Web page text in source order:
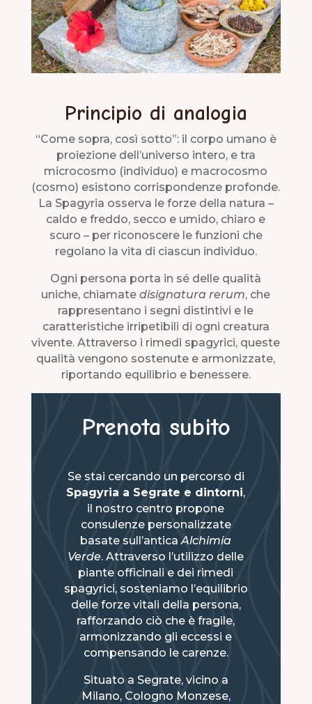
Principio di analogia
“Come sopra, così sotto”: il corpo umano è
proiezione dell’universo intero, e tra
microcosmo (individuo) e macrocosmo
(cosmo) esistono corrispondenze profonde.
La Spagyria osserva le forze della natura –
caldo e freddo, secco e umido, chiaro e
scuro – per riconoscere le funzioni che
regolano la vita di ciascun individuo.
Ogni persona porta in sé delle qualità
uniche, chiamatedisignatura rerum, che
rappresentano i segni distintivi e le
caratteristiche irripetibili di ogni creatura
vivente. Attraverso i rimedi spagyrici, queste
qualità vengono sostenute e armonizzate,
riportando equilibrio e benessere.
Prenota subito
Se stai cercando un percorso di
Spagyria a Segrate e dintorni,
il nostro centro propone
consulenze personalizzate
basate sull’anticaAlchimia
Verde. Attraverso l’utilizzo delle
piante officinali e dei rimedi
spagyrici, sosteniamo l’equilibrio
delle forze vitali della persona,
rafforzando ciò che è fragile,
armonizzando gli eccessi e
compensando le carenze.
Situato a Segrate, vicino a
Milano, Cologno Monzese,